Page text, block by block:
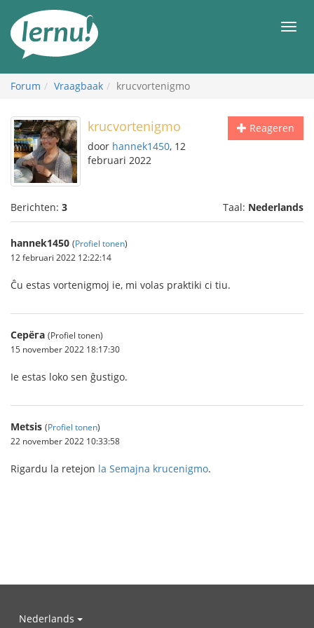
inhoud
Forum Vraagbaak krucvortenigmo
Reageren
krucvortenigmo
door hannek1450, 12
februari 2022
Berichten: 3 Taal: Nederlands
hannek1450 (Profiel tonen)
12 februari 2022 12:22:14
Ĉu estas vortenigmoj ie, mi volas praktiki ci tiu.
Серёга (Profiel tonen)
15 november 2022 18:17:30
Ie estas loko sen ĝustigo.
Metsis (Profiel tonen)
22 november 2022 10:33:58
Rigardu la retejon la Semajna krucenigmo.
Nederlands